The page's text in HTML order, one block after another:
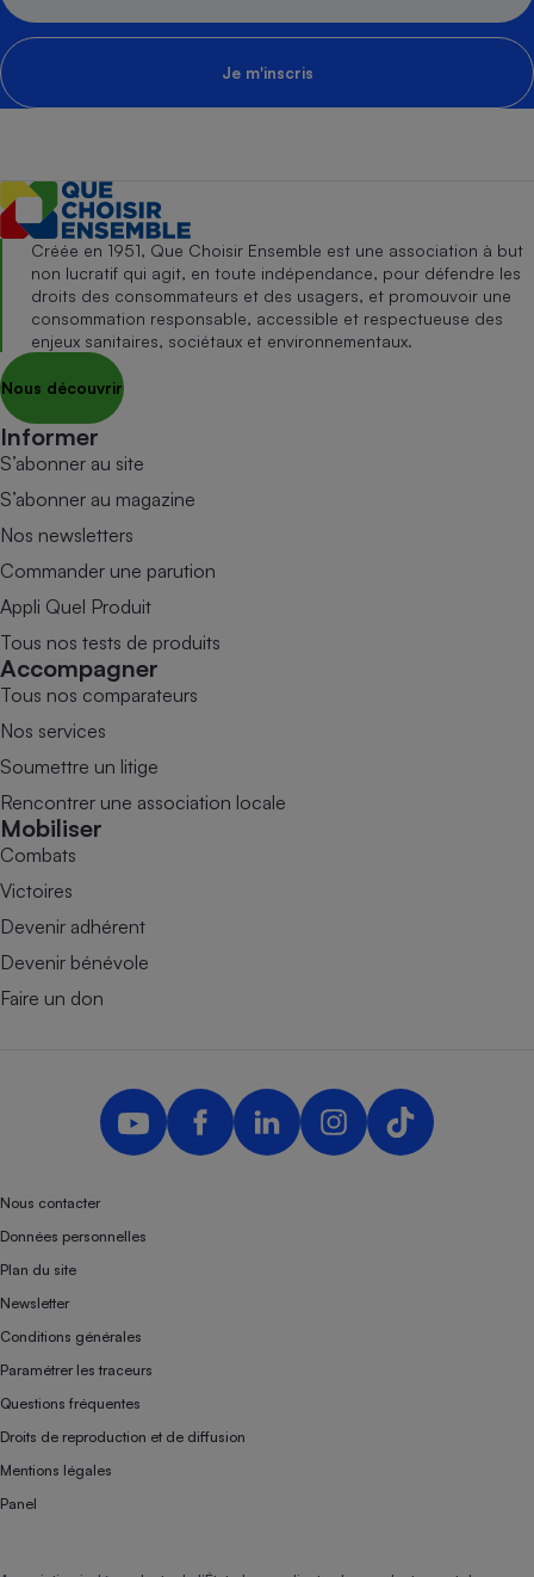
Je m'inscris
Créée en 1951, Que Choisir Ensemble est une association à but
non lucratif qui agit, en toute indépendance, pour défendre les
droits des consommateurs et des usagers, et promouvoir une
consommation responsable, accessible et respectueuse des
enjeux sanitaires, sociétaux et environnementaux.
Nous découvrir
Informer
S’abonner au site
S’abonner au magazine
Nos newsletters
Commander une parution
Appli Quel Produit
Tous nos tests de produits
Accompagner
Tous nos comparateurs
Nos services
Soumettre un litige
Rencontrer une association locale
Mobiliser
Combats
Victoires
Devenir adhérent
Devenir bénévole
Faire un don
Nous contacter
Données personnelles
Plan du site
Newsletter
Conditions générales
Paramétrer les traceurs
Questions fréquentes
Droits de reproduction et de diffusion
Mentions légales
Panel